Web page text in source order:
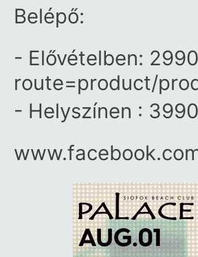
Belépő:
- Elővételben:
route=product/
- Helyszínen :